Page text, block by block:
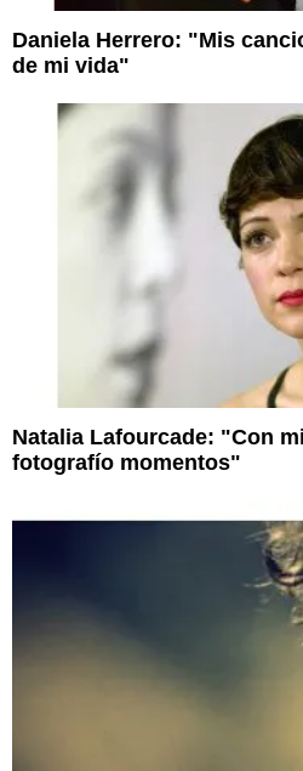
Daniela Herrero: "Mis
de mi vida"
Natalia Lafourcade: "Con
fotografío momentos"